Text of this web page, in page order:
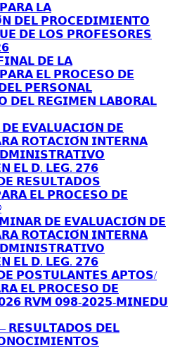
𝗟𝗔
𝗗𝗘𝗟 𝗣𝗥𝗢𝗖𝗘𝗗𝗜𝗠𝗜𝗘𝗡𝗧𝗢
𝗗𝗘 𝗟𝗢𝗦 𝗣𝗥𝗢𝗙𝗘𝗦𝗢𝗥𝗘𝗦
𝗗𝗘 𝗟𝗔
𝗘𝗟 𝗣𝗥𝗢𝗖𝗘𝗦𝗢 𝗗𝗘
𝗣𝗘𝗥𝗦𝗢𝗡𝗔𝗟
𝗗𝗘𝗟 𝗥𝗘𝗚𝗜𝗠𝗘𝗡 𝗟𝗔𝗕𝗢𝗥𝗔𝗟
𝗘𝗩𝗔𝗟𝗨𝗔𝗖𝗜𝗢́𝗡 𝗗𝗘
𝗥𝗢𝗧𝗔𝗖𝗜𝗢́𝗡 𝗜𝗡𝗧𝗘𝗥𝗡𝗔
𝗘𝗟 𝗗. 𝗟𝗘𝗚. 𝟮𝟳𝟲
𝗥𝗘𝗦𝗨𝗟𝗧𝗔𝗗𝗢𝗦
𝗘𝗟 𝗣𝗥𝗢𝗖𝗘𝗦𝗢 𝗗𝗘
𝗗𝗘 𝗘𝗩𝗔𝗟𝗨𝗔𝗖𝗜𝗢́𝗡 𝗗𝗘
𝗥𝗢𝗧𝗔𝗖𝗜𝗢́𝗡 𝗜𝗡𝗧𝗘𝗥𝗡𝗔
𝗘𝗟 𝗗. 𝗟𝗘𝗚. 𝟮𝟳𝟲
𝗣𝗢𝗦𝗧𝗨𝗟𝗔𝗡𝗧𝗘𝗦 𝗔𝗣𝗧𝗢𝗦/
𝗘𝗟 𝗣𝗥𝗢𝗖𝗘𝗦𝗢 𝗗𝗘
𝗥𝗩𝗠 𝟬𝟵𝟴-𝟮𝟬𝟮𝟱-𝗠𝗜𝗡𝗘𝗗𝗨
𝗥𝗘𝗦𝗨𝗟𝗧𝗔𝗗𝗢𝗦 𝗗𝗘𝗟